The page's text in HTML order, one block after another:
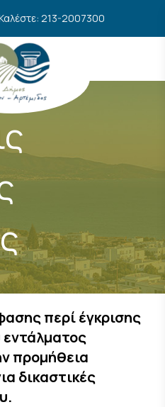
213-2007300
περί έγκρισης
εντάλματος
προμήθεια
δικαστικές